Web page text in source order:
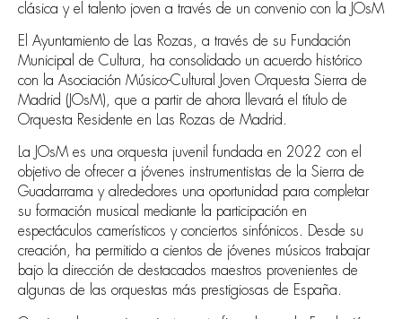
clásica y el talento joven a través de un convenio con la JOsM
El Ayuntamiento de Las Rozas, a través de su Fundación
Municipal de Cultura, ha consolidado un acuerdo histórico
con la Asociación Músico-Cultural Joven Orquesta Sierra de
Madrid (JOsM), que a partir de ahora llevará el título de
Orquesta Residente en Las Rozas de Madrid.
La JOsM es una orquesta juvenil fundada en 2022 con el
objetivo de ofrecer a jóvenes instrumentistas de la Sierra de
Guadarrama y alrededores una oportunidad para completar
su formación musical mediante la participación en
espectáculos camerísticos y conciertos sinfónicos. Desde su
creación, ha permitido a cientos de jóvenes músicos trabajar
bajo la dirección de destacados maestros provenientes de
algunas de las orquestas más prestigiosas de España.